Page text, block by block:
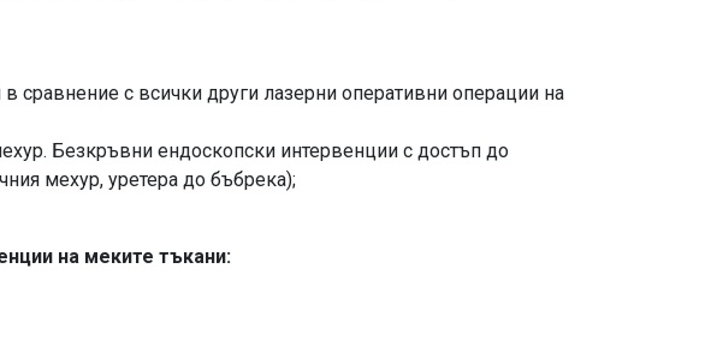
сравнение с всички други лазерни оперативни операции на
Безкръвни ендоскопски интервенции с достъп до
мехур, уретера до бъбрека);
на меките тъкани: